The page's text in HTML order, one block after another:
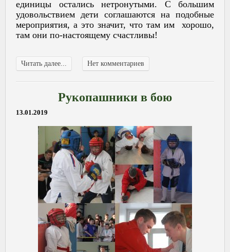
единицы остались нетронутыми. С большим
удовольствием дети соглашаются на подобные
мероприятия, а это значит, что там им хорошо,
там они по-настоящему счастливы!
Читать далее... Нет комментариев
Рукопашники в бою
13.01.2019